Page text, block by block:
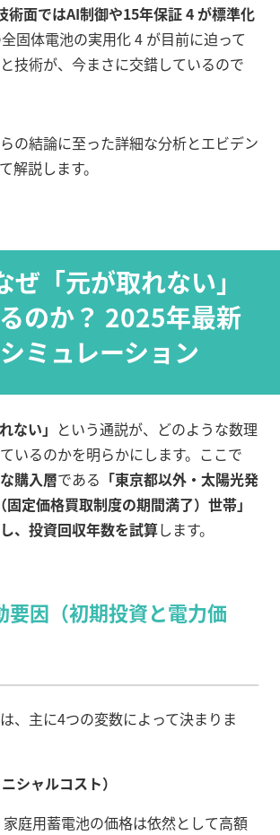
術面ではAI制御や15年保証 4 が標準化
固体電池の実用化 4 が目前に迫って
技術が、今まさに交錯しているので
の結論に至った詳細な分析とエビデン
解説します。
「元が取れない」
のか？ 2025年最新
ミュレーション
ない」 という通説が、どのような数理
いるのかを明らかにします。ここで
購入層である 「東京都以外・太陽光発
定価格買取制度の期間満了）世帯」
、投資回収年数を試算します。
要因（初期投資と電力価
、主に4つの変数によって決まりま
シャルコスト）
庭用蓄電池の価格は依然として高額